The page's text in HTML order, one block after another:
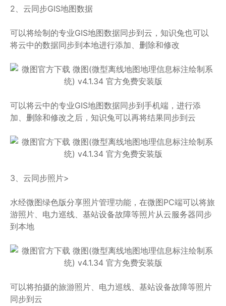
2、云同步GIS地图数据
可以将绘制的专业GIS地图数据同步到云，知识兔也可以
将云中的数据同步到本地进行添加、删除和修改
可以将云中的专业GIS地图数据同步到手机端，进行添
加、删除和修改之后，知识兔可以再将结果同步到云
3、云同步照片>
水经微图绿色版分享照片管理功能，在微图PC端可以将旅
游照片、电力巡线、基站设备故障等照片从云服务器同步
到本地
可以将拍摄的旅游照片、电力巡线、基站设备故障等照片
同步到云